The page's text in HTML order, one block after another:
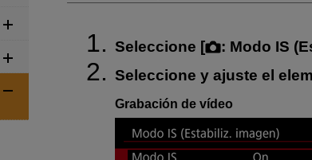
Seleccione [ : Modo IS
Seleccione y ajuste el
Grabación de vídeo